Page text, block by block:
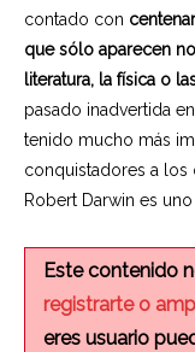
contado con
que sólo aparecen
literatura, la física o
pasado inadvertida
tenido mucho más
conquistadores a los
Robert Darwin es
Este contenido
registrarte o
eres usuario